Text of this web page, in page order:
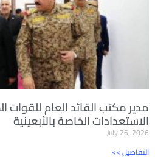
مدير مكتب القائد العام
الاستعدادات الخاصة بالأبعينية
July 26, 2026
<< التفاصيل